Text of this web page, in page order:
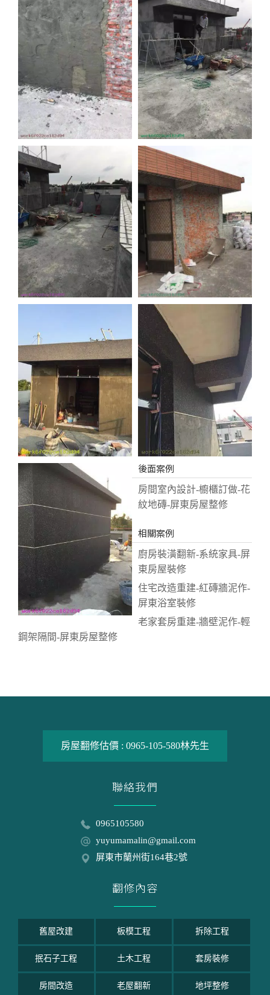
後面案例
房間室內設計-櫥櫃訂做-花
紋地磚-屏東房屋整修
相關案例
廚房裝潢翻新-系統家具-屏
東房屋裝修
住宅改造重建-紅磚牆泥作-
屏東浴室裝修
老家套房重建-牆壁泥作-輕
鋼架隔間-屏東房屋整修
房屋翻修估價 : 0965-105-580林先生
聯絡我們
0965105580
yuyumamalin@gmail.com
屏東市蘭州街164巷2號
翻修內容
舊屋改建 板模工程 拆除工程
抿石子工程 土木工程 套房裝修
房間改造 老屋翻新 地坪整修